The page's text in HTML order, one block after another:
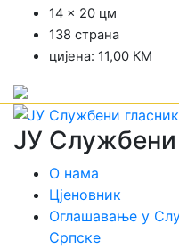
14 x 20 цм
138 страна
цијена: 11,00 КМ
ЈУ
О нама
Цјеновник
Оглашавање у
Српске